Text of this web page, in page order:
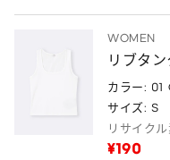
WOMEN
リブタ
カラー: 01
サイズ: S
リサイク
¥190